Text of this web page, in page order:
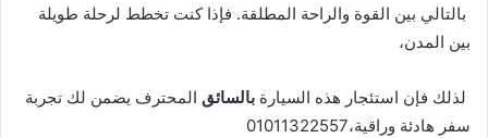
بالتالي بين القوة والراحة المطلقة. فإذا كنت تخطط لرحلة طويلة
بين المدن،
لذلك فإن استئجار هذه السيارة بالسائق المحترف يضمن لك تجربة
سفر هادئة وراقية،01011322557